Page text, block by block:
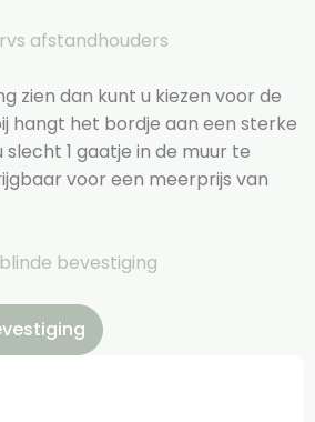
afstandhouders
zien dan kunt u kiezen voor de
hangt het bordje aan een sterke
1 gaatje in de muur te
voor een meerprijs van
bevestiging